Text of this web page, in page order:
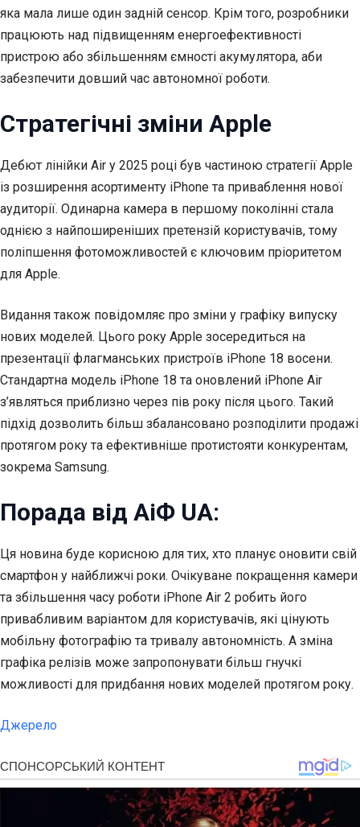
яка мала лише один задній сенсор. Крім того, розробники
працюють над підвищенням енергоефективності
пристрою або збільшенням ємності акумулятора, аби
забезпечити довший час автономної роботи.
Стратегічні зміни Apple
Дебют лінійки Air у 2025 році був частиною стратегії Apple
із розширення асортименту iPhone та приваблення нової
аудиторії. Одинарна камера в першому поколінні стала
однією з найпоширеніших претензій користувачів, тому
поліпшення фотоможливостей є ключовим пріоритетом
для Apple.
Видання також повідомляє про зміни у графіку випуску
нових моделей. Цього року Apple зосередиться на
презентації флагманських пристроїв iPhone 18 восени.
Стандартна модель iPhone 18 та оновлений iPhone Air
з’являться приблизно через пів року після цього. Такий
підхід дозволить більш збалансовано розподілити продажі
протягом року та ефективніше протистояти конкурентам,
зокрема Samsung.
Порада від АіФ UA:
Ця новина буде корисною для тих, хто планує оновити свій
смартфон у найближчі роки. Очікуване покращення камери
та збільшення часу роботи iPhone Air 2 робить його
привабливим варіантом для користувачів, які цінують
мобільну фотографію та тривалу автономність. А зміна
графіка релізів може запропонувати більш гнучкі
можливості для придбання нових моделей протягом року.
Джерело